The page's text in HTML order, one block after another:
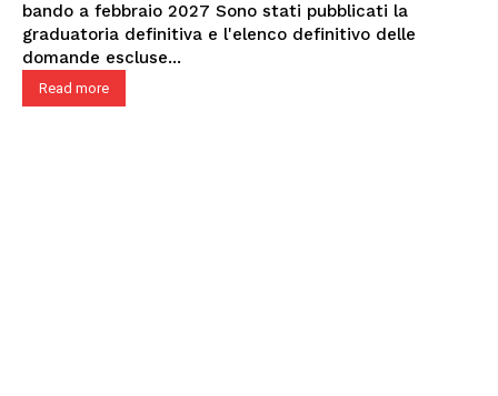
bando a febbraio 2027 Sono stati pubblicati la
graduatoria definitiva e l'elenco definitivo delle
domande escluse...
Read more